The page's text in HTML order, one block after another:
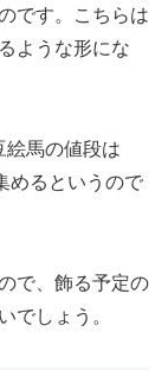
です。こちらは
ような形にな
絵馬の値段は
めるというので
で、飾る予定の
でしょう。